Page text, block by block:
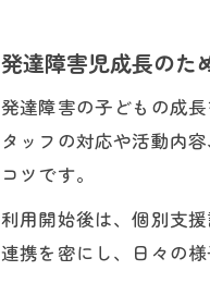
発達障害児成長のた
発達障害の子どもの成
タッフの対応や活動内
コツです。
利用開始後は、個別支
連携を密にし、日々の